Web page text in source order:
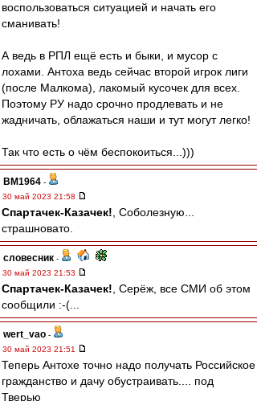
воспользоваться ситуацией и начать его
сманивать!
А ведь в РПЛ ещё есть и быки, и мусор с
лохами. Антоха ведь сейчас второй игрок лиги
(после Малкома), лакомый кусочек для всех.
Поэтому РУ надо срочно продлевать и не
жадничать, облажаться наши и тут могут легко!
Так что есть о чём беспокоиться...)))
BM1964 -
30 май 2023 21:58
Спартачек-Казачек! , Соболезную...
страшновато.
словесник -
30 май 2023 21:53
Спартачек-Казачек! , Серёж, все СМИ об этом
сообщили :-(...
wert_vao -
30 май 2023 21:51
Теперь Антохе точно надо получать Российское
гражданство и дачу обустраивать.... под
Тверью